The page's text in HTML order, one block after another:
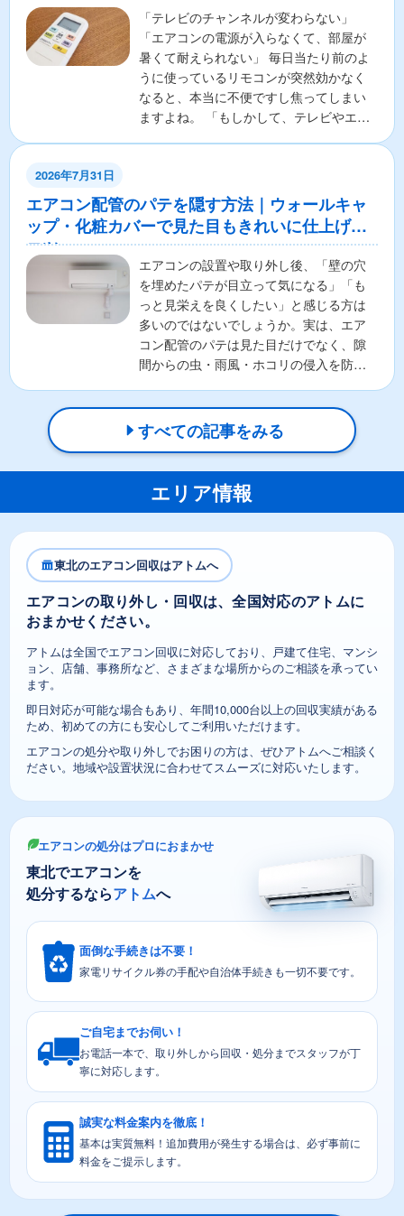
「テレビのチャンネルが変わらない」
「エアコンの電源が入らなくて、部屋が
暑くて耐えられない」 毎日当たり前のよ
うに使っているリモコンが突然効かなく
なると、本当に不便ですし焦ってしまい
ますよね。 「もしかして、テレビやエア
2026年7月31日
エアコン配管のパテを隠す方法｜ウォールキャ
ップ・化粧カバーで見た目もきれいに仕上げる
コツ
エアコンの設置や取り外し後、「壁の穴
を埋めたパテが目立って気になる」「も
っと見栄えを良くしたい」と感じる方は
多いのではないでしょうか。実は、エア
コン配管のパテは見た目だけでなく、隙
間からの虫・雨風・ホコリの侵入を防ぐ
すべての記事をみる
エリア情報
東北のエアコン回収はアトムへ
エアコンの取り外し・回収は、全国対応のアトムに
おまかせください。
アトムは全国でエアコン回収に対応しており、戸建て住宅、マンシ
ョン、店舗、事務所など、さまざまな場所からのご相談を承ってい
ます。
即日対応が可能な場合もあり、年間10,000台以上の回収実績がある
ため、初めての方にも安心してご利用いただけます。
エアコンの処分や取り外しでお困りの方は、ぜひアトムへご相談く
ださい。地域や設置状況に合わせてスムーズに対応いたします。
エアコンの処分はプロにおまかせ
東北でエアコンを
処分するならアトムへ
面倒な手続きは不要！
家電リサイクル券の手配や自治体手続きも一切不要です。
ご自宅までお伺い！
お電話一本で、取り外しから回収・処分までスタッフが丁
寧に対応します。
誠実な料金案内を徹底！
基本は実質無料！追加費用が発生する場合は、必ず事前に
料金をご提示します。